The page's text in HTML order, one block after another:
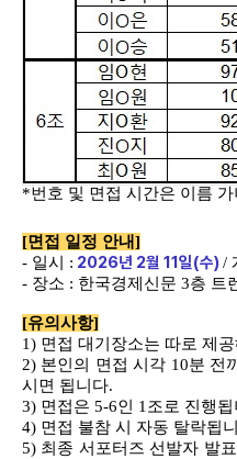
*번호 및 면접 시간은 이름
[면접 일정 안내]
- 일시 : 2026년 2월 11 일(수)/
- 장소 : 한국경제신문 3층 트
[유의사항]
1) 면접 대기장소는 따로 제
2) 본인의 면접 시각 10분 전
시면 됩니다.
3) 면접은 5-6인 1조로 진행
4) 면접 불참 시 자동 탈락됩
5) 최종 서포터즈 선발자 발